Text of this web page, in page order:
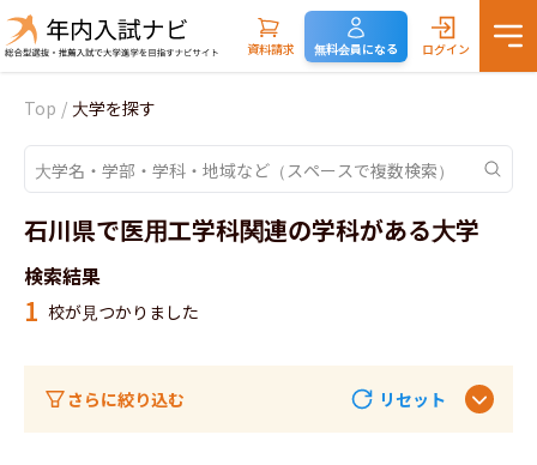
資料請求 無料会員になる ログイン
Top / 大学を探す
石川県で医用工学科関連の学科がある大学
検索結果
1 校が見つかりました
さらに絞り込む リセット